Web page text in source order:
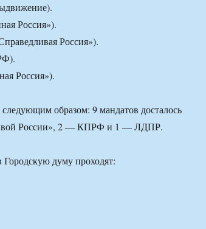
Россия»).
Россия»).
Россия»).
образом: 9 мандатов досталось
России», 2 — КПРФ и 1 — ЛДПР.
думу проходят: